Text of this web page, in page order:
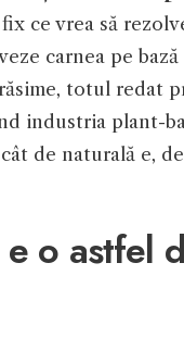
ce vrea să
carnea pe
totul redat
industria plant-
de naturală e,
o astfel